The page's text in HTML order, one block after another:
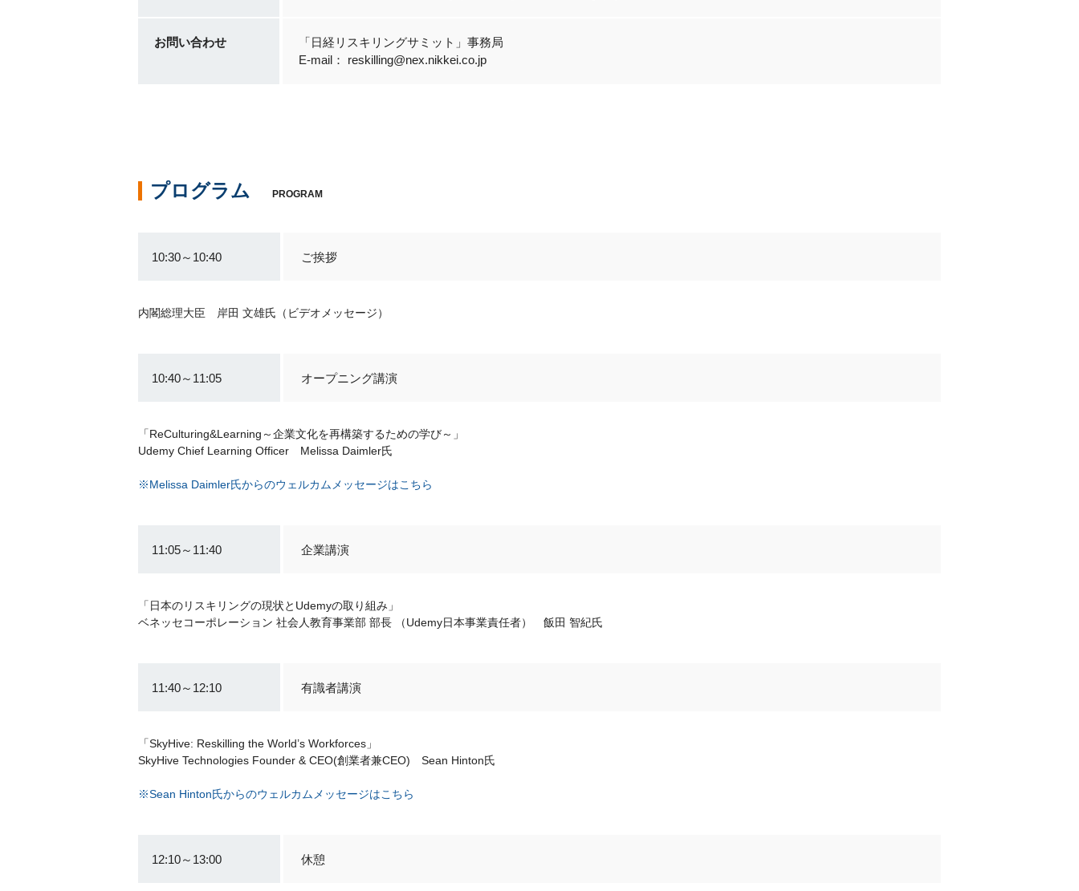
お問い合わせ
「日経リスキリングサミット」事務局
E-mail： reskilling@nex.nikkei.co.jp
プログラム PROGRAM
10:30～10:40 ご挨拶
内閣総理大臣 岸田 文雄氏（ビデオメッセージ）
10:40～11:05 オープニング講演
「ReCulturing&Learning～企業文化を再構築するための学び～」
Udemy Chief Learning Officer Melissa Daimler氏
※Melissa Daimler氏からのウェルカムメッセージはこちら
11:05～11:40 企業講演
「日本のリスキリングの現状とUdemyの取り組み」
ベネッセコーポレーション 社会人教育事業部 部長 （Udemy日本事業責任者） 飯田 智紀氏
11:40～12:10 有識者講演
「SkyHive: Reskilling the World’s Workforces」
SkyHive Technologies Founder & CEO(創業者兼CEO) Sean Hinton氏
※Sean Hinton氏からのウェルカムメッセージはこちら
12:10～13:00 休憩